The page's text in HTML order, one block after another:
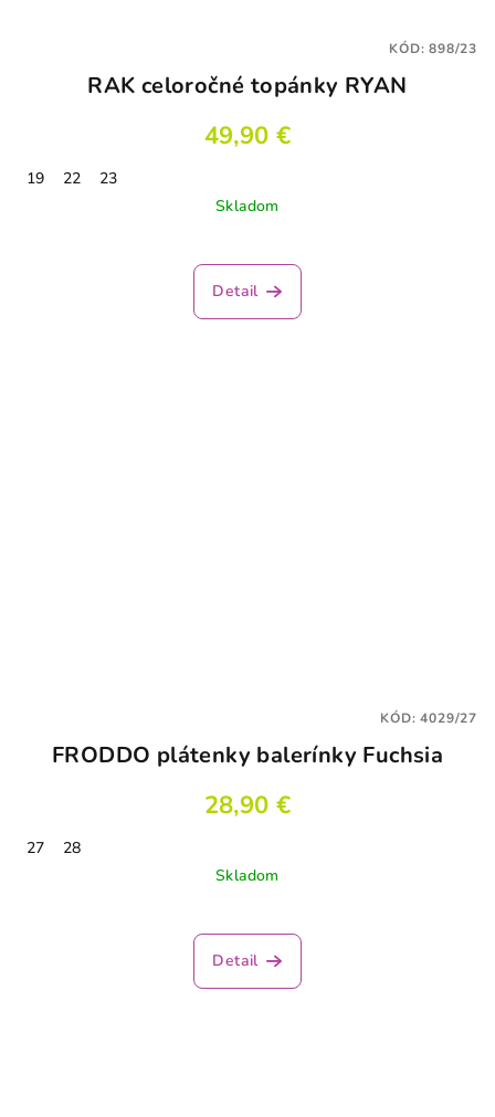
RAK celoročné topánky RYAN
49,90 €
19 22
23
Skladom
Detail
KÓD:898/23
FRODDO plátenky balerínky Fuchsia
28,90 €
27
28
Skladom
Detail
KÓD:4029/27